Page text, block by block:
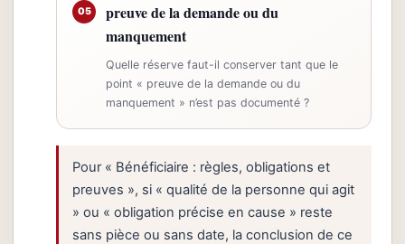
05
preuve de la demande ou du
manquement
Quelle réserve faut-il conserver tant que le
point « preuve de la demande ou du
manquement » n’est pas documenté ?
Pour « Bénéficiaire : règles, obligations et
preuves », si « qualité de la personne qui agit
» ou « obligation précise en cause » reste
sans pièce ou sans date, la conclusion de ce